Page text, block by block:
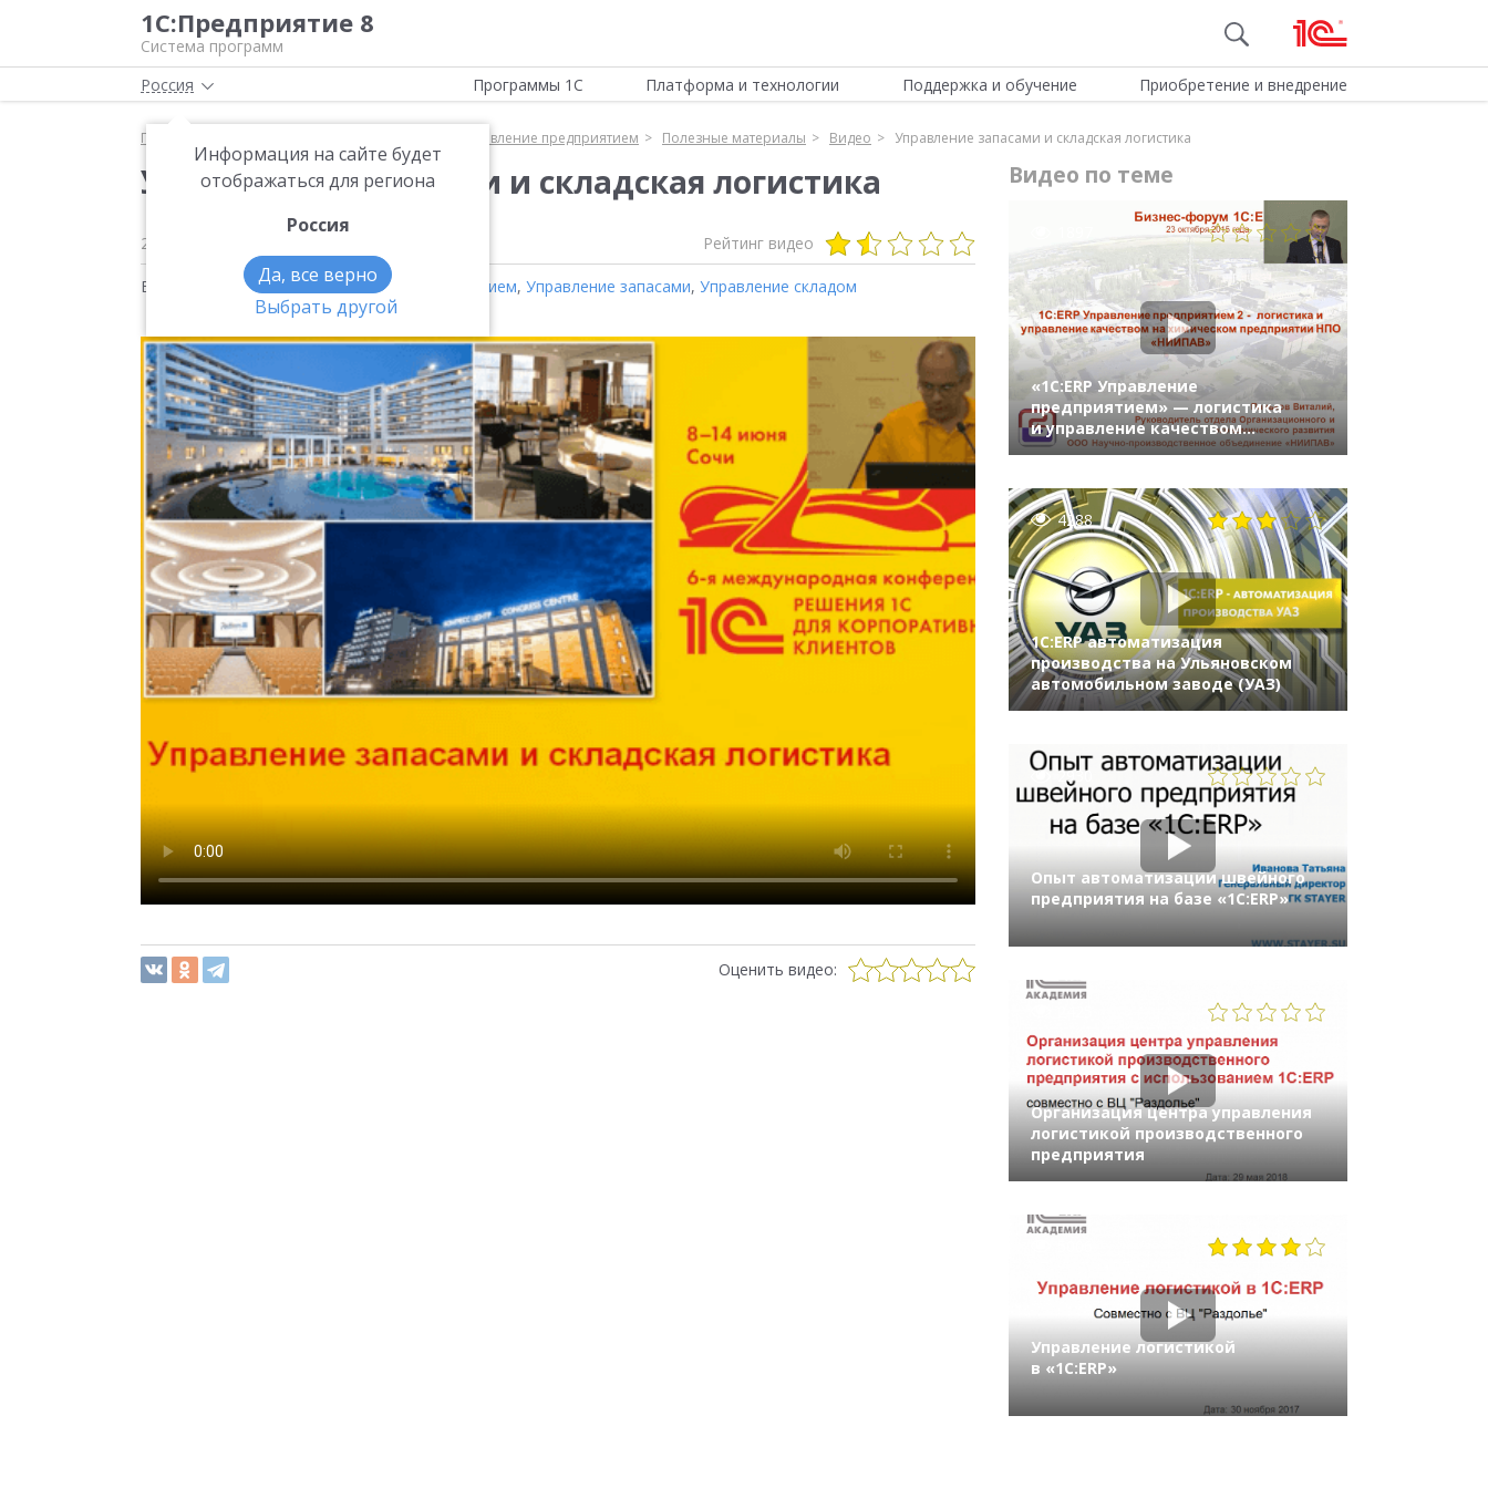
1С:Предприятие 8
Система программ
Россия
Информация на сайте будет
отображаться для региона
Россия
Да, все верно
Выбрать другой
Программы 1С Платформа и технологии Поддержка и обучение Приобретение и внедрение
Главная 1С:ERP Управление предприятием Полезные материалы Видео Управление запасами и складская логистика
Управление запасами и складская логистика
25 июля 2019 Рейтинг видео
Видео на тему:1С:ERP Управление предприятием, Управление запасами, Управление складом
Оценить видео:
Видео по теме
«1С:ERP Управление
предприятием» — логистика
и управление качеством
на химическом предприятии
4288
1С:ERP автоматизация
производства на Ульяновском
автомобильном заводе (УАЗ)
2930
Опыт автоматизации швейного
предприятия на базе «1С:ERP»
Организация центра управления
логистикой производственного
предприятия
Управление логистикой
в «1С:ERP»